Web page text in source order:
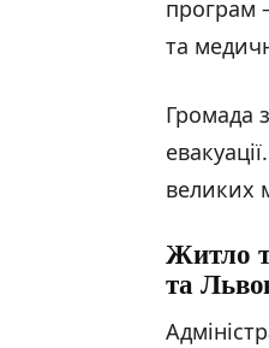
програм
та
Громада
великих
Житло
та